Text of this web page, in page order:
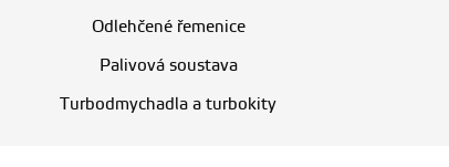
Odlehčené řemenice
Palivová soustava
Turbodmychadla a turbokity